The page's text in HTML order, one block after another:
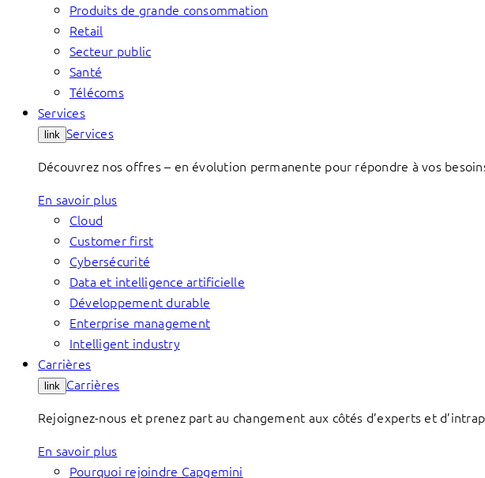
Produits de grande consommation
Retail
Secteur public
Santé
Télécoms
Services
link Services
Découvrez nos offres – en évolution permanente pour répondre à vos
En savoir plus
Cloud
Customer first
Cybersécurité
Data et intelligence artificielle
Développement durable
Enterprise management
Intelligent industry
Carrières
link Carrières
Rejoignez-nous et prenez part au changement aux côtés d’experts et
En savoir plus
Pourquoi rejoindre Capgemini